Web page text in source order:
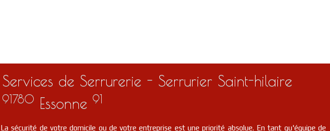
Services de Serrurerie - Serrurier Saint-hilaire
91780 Essonne 91
La sécurité de votre domicile ou de votre entreprise est une priorité absolue. En tant qu'équipe de